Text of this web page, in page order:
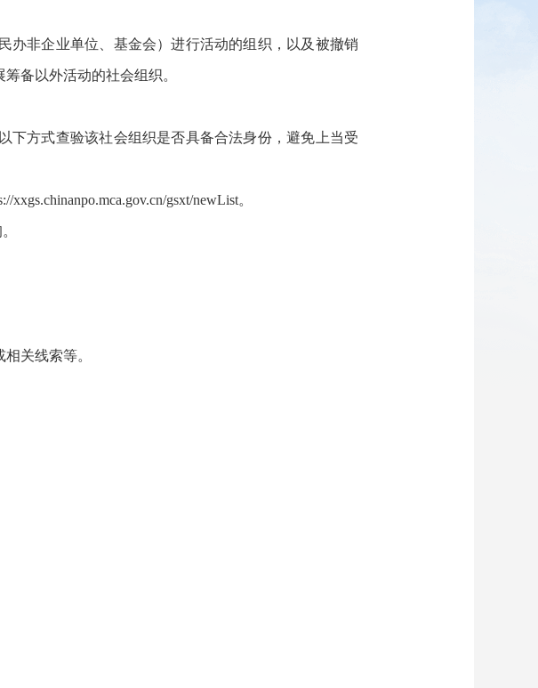
办非企业单位、基金会）进行活动的组织，以及被撤销
备以外活动的社会组织。
下方式查验该社会组织是否具备合法身份，避免上当受
gsxt/newList。
关线索等。